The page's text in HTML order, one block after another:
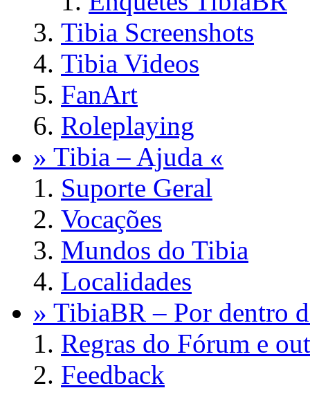
Tibia Screenshots
Tibia Videos
FanArt
Roleplaying
» Tibia – Ajuda «
Suporte Geral
Vocações
Mundos do Tibia
Localidades
» TibiaBR – Por dentro
Regras do Fórum e
Feedback